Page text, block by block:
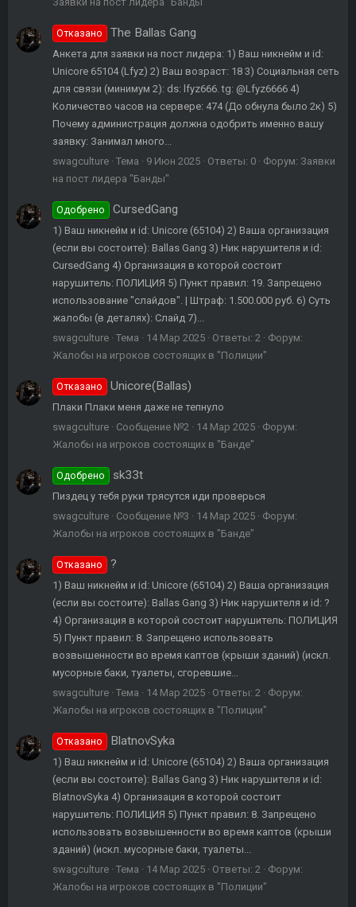
Отказано The Ballas Gang
Анкета для заявки на пост лидера: 1) Ваш никнейм и id:
Unicore 65104 (Lfyz) 2) Ваш возраст: 18 3) Социальная сеть
для связи (минимум 2): ds: lfyz666. tg: @Lfyz6666 4)
Количество часов на сервере: 474 (До обнула было 2к) 5)
Почему администрация должна одобрить именно вашу
заявку: Занимал много...
swagculture Тема 9 Июн 2025 Ответы: 0 Форум: Заявки
на пост лидера "Банды"
Одобрено CursedGang
1) Ваш никнейм и id: Unicore (65104) 2) Ваша организация
(если вы состоите): Ballas Gang 3) Ник нарушителя и id:
CursedGang 4) Организация в которой состоит
нарушитель: ПОЛИЦИЯ 5) Пункт правил: 19. Запрещено
использование "слайдов". | Штраф: 1.500.000 руб. 6) Суть
жалобы (в деталях): Слайд 7)...
swagculture Тема 14 Мар 2025 Ответы: 2
Форум:
Жалобы на игроков состоящих в "Полиции"
Отказано Unicore(Ballas)
Плаки Плаки меня даже не тепнуло
swagculture
Сообщение №2 14 Мар 2025
Форум:
Жалобы на игроков состоящих в "Банде"
Одобрено sk33t
Пиздец у тебя руки трясутся иди проверься
swagculture
Сообщение №3 14 Мар 2025
Форум:
Жалобы на игроков состоящих в "Банде"
Отказано ?
1) Ваш никнейм и id: Unicore (65104) 2) Ваша организация
(если вы состоите): Ballas Gang 3) Ник нарушителя и id: ?
4) Организация в которой состоит нарушитель: ПОЛИЦИЯ
5) Пункт правил: 8. Запрещено использовать
возвышенности во время каптов (крыши зданий) (искл.
мусорные баки, туалеты, сгоревшие...
swagculture Тема 14 Мар 2025 Ответы: 2
Форум:
Жалобы на игроков состоящих в "Полиции"
Отказано BlatnovSyka
1) Ваш никнейм и id: Unicore (65104) 2) Ваша организация
(если вы состоите): Ballas Gang 3) Ник нарушителя и id:
BlatnovSyka 4) Организация в которой состоит
нарушитель: ПОЛИЦИЯ 5) Пункт правил: 8. Запрещено
использовать возвышенности во время каптов (крыши
зданий) (искл. мусорные баки, туалеты...
swagculture Тема 14 Мар 2025 Ответы: 2
Форум:
Жалобы на игроков состоящих в "Полиции"